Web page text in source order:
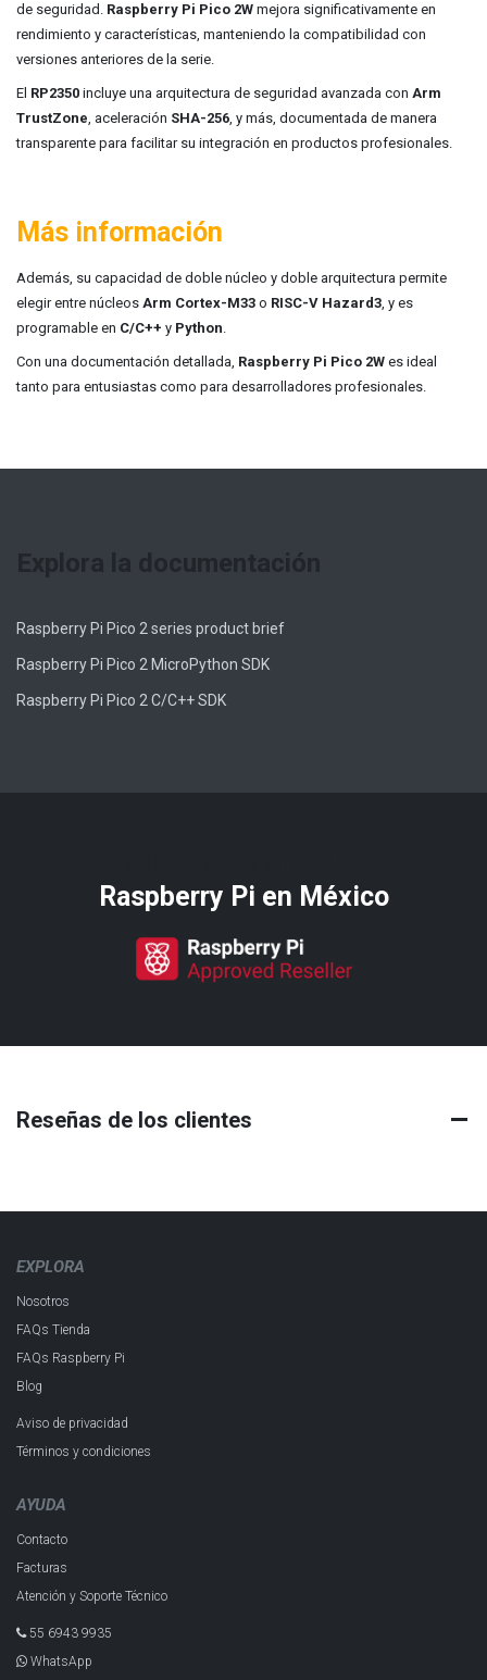
de seguridad. Raspberry Pi Pico 2W mejora significativamente en
rendimiento y características, manteniendo la compatibilidad con
versiones anteriores de la serie.
El RP2350 incluye una arquitectura de seguridad avanzada con Arm
TrustZone, aceleración SHA-256, y más, documentada de manera
transparente para facilitar su integración en productos profesionales.
Más información
Además, su capacidad de doble núcleo y doble arquitectura permite
elegir entre núcleos Arm Cortex-M33 o RISC-V Hazard3, y es
programable en C/C++ y Python.
Con una documentación detallada, Raspberry Pi Pico 2W es ideal
tanto para entusiastas como para desarrolladores profesionales.
Explora la documentación
Raspberry Pi Pico 2 series product brief
Raspberry Pi Pico 2 MicroPython SDK
Raspberry Pi Pico 2 C/C++ SDK
Raspberry Pi​ en México
Reseñas de los clientes
EXPLORA
Nosotros
FAQs Tienda
FAQs Raspberry Pi
Blog
Aviso de privacidad
Términos y condiciones
AYUDA
Contacto
Facturas
Atención y Soporte Técnico
55 6943 993​5
WhatsApp